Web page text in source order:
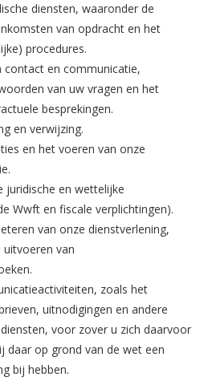
diensten, waaronder de
van opdracht en het
procedures.
contact en communicatie,
van uw vragen en het
besprekingen.
en verwijzing.
en het voeren van onze
juridische en wettelijke
Wwft en fiscale verplichtingen).
van onze dienstverlening,
van
zoals het
uitnodigingen en andere
voor zover u zich daarvoor
daar op grond van de wet een
bij hebben.